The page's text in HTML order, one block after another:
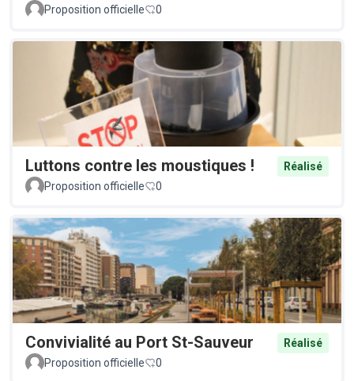
Proposition officielle 0
Luttons contre les moustiques !
Réalisé
Proposition officielle
0
Convivialité au Port St-Sauveur
Réalisé
Proposition officielle
0